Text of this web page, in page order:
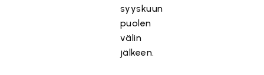
syyskuun
puolen
välin
jälkeen.